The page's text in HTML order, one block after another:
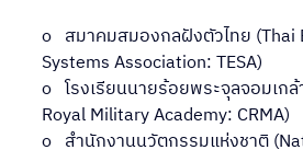
o   สมาคมสมองกลฝังตัวไทย (Thai
Systems Association: TESA)
o   โรงเรียนนายร้อยพระจุลจอมเก
Royal Military Academy: CRMA)
o   สำนักงานนวัตกรรมแห่งชาติ